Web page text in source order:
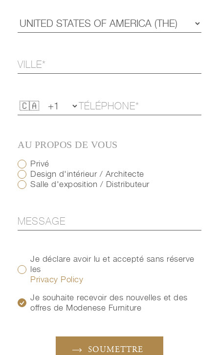
AU PROPOS DE VOUS
Privé
Design d'intérieur / Architecte
Salle d'exposition / Distributeur
Je déclare avoir lu et accepté sans réserve
les
Privacy Policy
Je souhaite recevoir des nouvelles et des
offres de Modenese Furniture
SOUMETTRE